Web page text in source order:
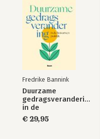
Fredrike Bannink
Duurzame
gedragsverandering
in de
huisartsenpraktijk
€ 29,95